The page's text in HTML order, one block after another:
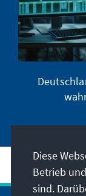
Diese
Betrieb
sind.